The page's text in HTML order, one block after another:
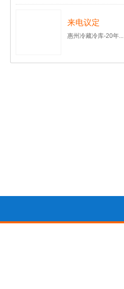
来电议定
惠州冷藏冷库-20年...